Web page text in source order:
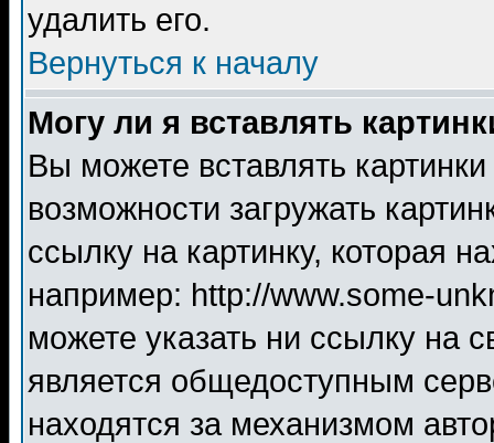
удалить его.
Вернуться к началу
Могу ли я вставлять
Вы можете вставлять
возможности загружать
ссылку на картинку, которая
например: http://www.some-
можете указать ни ссылку на
является общедоступным
находятся за механизмом